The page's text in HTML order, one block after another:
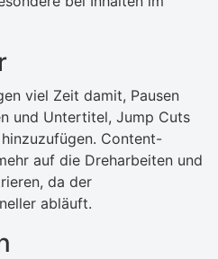
viel Zeit damit, Pausen
und Untertitel, Jump Cuts
Content-
auf die Dreharbeiten und
da der
abläuft.